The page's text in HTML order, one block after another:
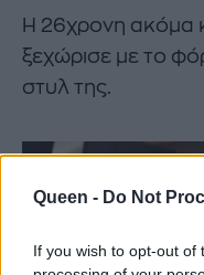
Queen - Do Not
If you wish to opt-out of
Η 26χρονη ακόμα
ξεχώρισε με το
στυλ της.